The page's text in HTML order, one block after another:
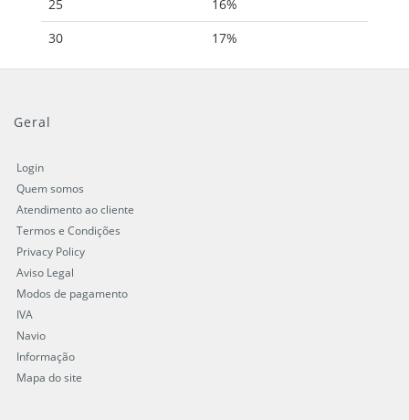
25
16%
30
17%
Geral
Login
Quem somos
Atendimento ao cliente
Termos e Condições
Privacy Policy
Aviso Legal
Modos de pagamento
IVA
Navio
Informação
Mapa do site